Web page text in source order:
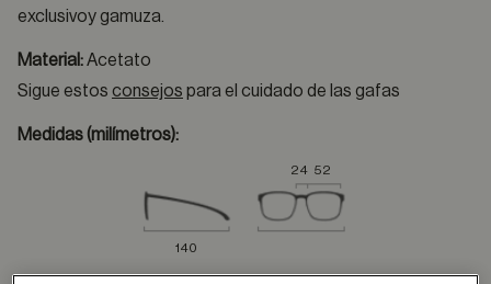
exclusivoy gamuza.
Material:Acetato
Sigue estos consejos para el cuidado de las gafas
Medidas (milímetros):
24 52
140